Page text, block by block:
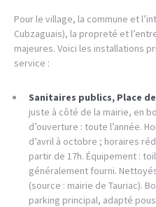
Pour le village, la commune et
Cubzaguais), la propreté et
majeures. Voici les installations
service :
Sanitaires publics, Place
juste à côté de la mairie, en
d’ouverture : toute l’année.
d’avril à octobre ; horaires
partir de 17h. Équipement :
généralement fourni.
(source : mairie de Tauriac).
parking principal, adapté